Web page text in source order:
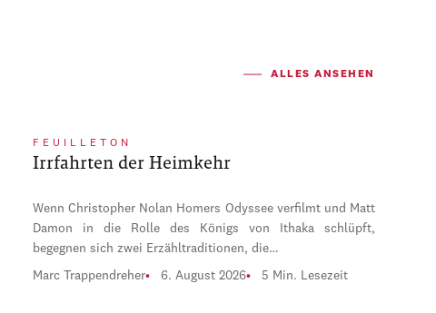
ALLES ANSEHEN
FEUILLETON
Irrfahrten der Heimkehr
Wenn Christopher Nolan Homers Odyssee verfilmt und Matt
Damon in die Rolle des Königs von Ithaka schlüpft,
begegnen sich zwei Erzähltraditionen, die…
Marc Trappendreher 6. August 2026 5 Min. Lesezeit